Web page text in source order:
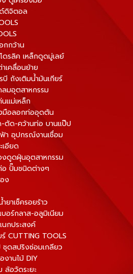
ดิจิตอล
กกว้าน
ดรลิค เหล็กดูดมู่เลย์
าเคลื่อนย้าย
บี ถังเติมน้ำมันเกียร์
มอุตสาหกรรม
นแม่เหล็ก
งมือลอกท่ออุดตัน
-ตัด-คว้านท่อ บานแป๊ป
ฟ้า อุปกรณ์งานเชื่อม
เอียด
งดูดฝุ่นอุตสาหกรรม
อ ปั๊มชนิดต่างๆ
ง
ยาเช็ครอยร้าว
บอร์กลาส-อลูมิเนียม
นกประสงค์
CUTTING TOOLS
ดสปริงซ่อมเกลียว
งานไม้ DIY
ล้อวัดระยะ